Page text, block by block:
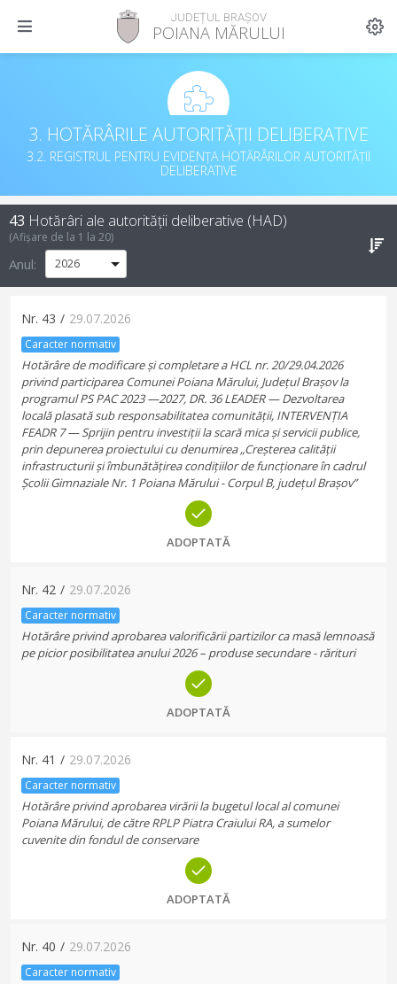
JUDEȚUL BRAȘOV
POIANA MĂRULUI
3. HOTĂRÂRILE AUTORITĂȚII DELIBERATIVE
3.2. REGISTRUL PENTRU EVIDENȚA HOTĂRÂRILOR AUTORITĂȚII
DELIBERATIVE
43 Hotărâri ale autorității deliberative (HAD)
(Afișare de la 1 la 20)
Anul:
Nr. 43 / 29.07.2026
Caracter normativ
Hotărâre de modificare și completare a HCL nr. 20/29.04.2026
privind participarea Comunei Poiana Mărului, Județul Brașov la
programul PS PAC 2023 —2027, DR. 36 LEADER — Dezvoltarea
locală plasată sub responsabilitatea comunității, INTERVENȚIA
FEADR 7 — Sprijin pentru investiții la scară mica și servicii publice,
prin depunerea proiectului cu denumirea „Creșterea calității
infrastructurii și îmbunătățirea condițiilor de funcționare în cadrul
Școlii Gimnaziale Nr. 1 Poiana Mărului - Corpul B, județul Brașov”
ADOPTATĂ
Nr. 42 / 29.07.2026
Caracter normativ
Hotărâre privind aprobarea valorificării partizilor ca masă lemnoasă
pe picior posibilitatea anului 2026 – produse secundare - rărituri
ADOPTATĂ
Nr. 41 / 29.07.2026
Caracter normativ
Hotărâre privind aprobarea virării la bugetul local al comunei
Poiana Mărului, de către RPLP Piatra Craiului RA, a sumelor
cuvenite din fondul de conservare
ADOPTATĂ
Nr. 40 / 29.07.2026
Caracter normativ